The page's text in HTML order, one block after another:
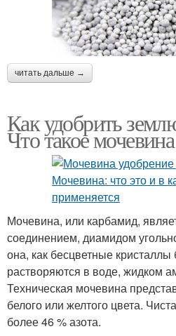
читать дальше →
Как удобрить
Что такое
Мочевина, или карбамид,
соединением, диамидом
она, как бесцветные кристаллы
растворяются в воде, жидком
Техническая мочевина
белого или желтого цвета.
более 46 % азота.